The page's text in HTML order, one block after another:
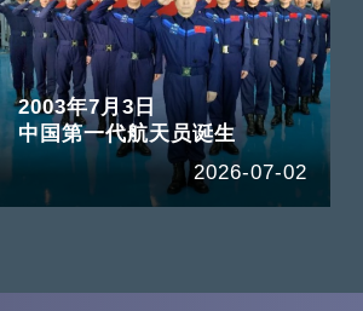
2003年7月3日
中国第一代航天员诞生
2026-07-02